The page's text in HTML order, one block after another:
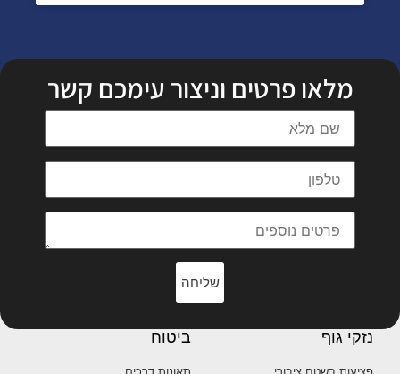
מלאו פרטים וניצור עימכם קשר
שליחה
נזקי גוף ביטוח